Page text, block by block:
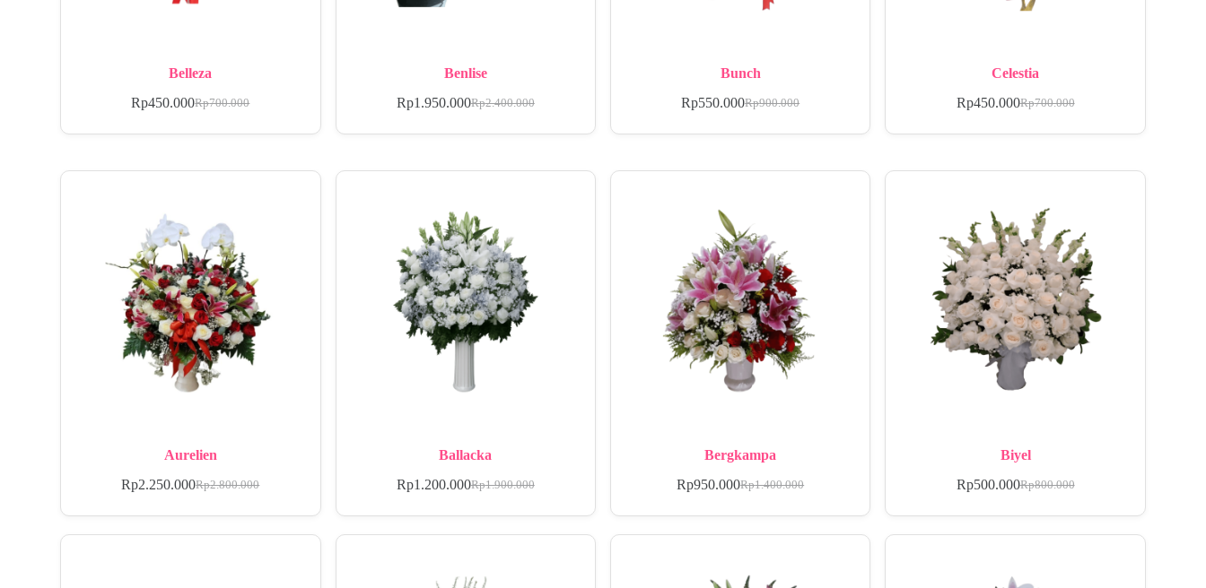
Belleza
Rp700.000
Rp450.000
Benlise
Rp2.400.000
Rp1.950.000
Bunch
Rp900.000
Rp550.000
Celestia
Rp700.000
Rp450.000
Aurelien
Rp2.800.000
Rp2.250.000
Ballacka
Rp1.900.000
Rp1.200.000
Bergkampa
Rp1.400.000
Rp950.000
Biyel
Rp800.000
Rp500.000